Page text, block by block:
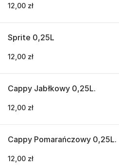
12,00 zł
Sprite 0,25L
12,00 zł
Cappy Jabłkowy 0,25L.
12,00 zł
Cappy Pomarańczowy 0,25L.
12,00 zł